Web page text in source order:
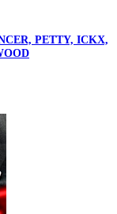
PETTY, ICKX,